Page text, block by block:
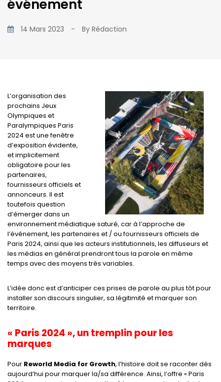
événement
14 Mars 2023 - By Rédaction
L’organisation des
prochains Jeux
Olympiques et
Paralympiques Paris
2024 est une fenêtre
d’exposition évidente,
et implicitement
obligatoire pour les
partenaires,
fournisseurs officiels et
annonceurs. Il est
toutefois question
d’émerger dans un
environnement médiatique saturé, car à l’approche de
l’événement, les partenaires et / ou fournisseurs officiels de
Paris 2024, ainsi que les acteurs institutionnels, les diffuseurs et
les médias en général prendront tous la parole en même
temps avec des moyens très variables.
L’idée donc est d’anticiper ces prises de parole au plus tôt pour
installer son discours singulier, sa légitimité et marquer son
territoire.
« Paris 2024 », un tremplin pour les
marques
Pour Reworld Media for Growth, l’histoire doit se raconter dès
aujourd’hui pour marquer la/sa différence. Ainsi, l’offre « Paris